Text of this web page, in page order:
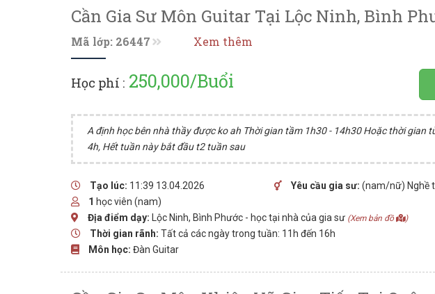
Cần Gia Sư Môn Guitar Tại Lộc Ninh, Bình
Mã lớp: 26447 Xem thêm
Học phí : 250,000/Buổi
A định học bên nhà thầy được ko ah Thời gian tầm 1h30 - 14h30 Hoặc thời gian
4h, Hết tuần này bắt đầu t2 tuần sau
Tạo lúc: 11:39 13.04.2026 Yêu cầu gia sư: (nam/nữ) Nghề
1 học viên (nam)
Địa điểm dạy: Lộc Ninh, Bình Phước - học tại nhà của gia sư (Xem bản đồ )
Thời gian rãnh: Tất cả các ngày trong tuần: 11h đến 16h
Môn học: Đàn Guitar